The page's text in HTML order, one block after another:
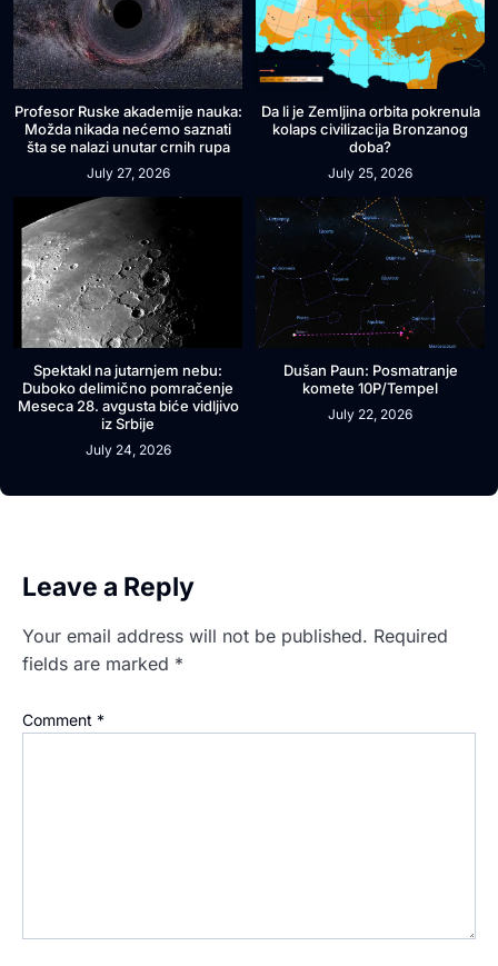
Profesor Ruske akademije nauka:
Možda nikada nećemo saznati
šta se nalazi unutar crnih rupa
July 27, 2026
Da li je Zemljina orbita pokrenula
kolaps civilizacija Bronzanog
doba?
July 25, 2026
Spektakl na jutarnjem nebu:
Duboko delimično pomračenje
Meseca 28. avgusta biće vidljivo
iz Srbije
July 24, 2026
Dušan Paun: Posmatranje
komete 10P/Tempel
July 22, 2026
Leave a Reply
Your email address will not be published. Required
fields are marked *
Comment *